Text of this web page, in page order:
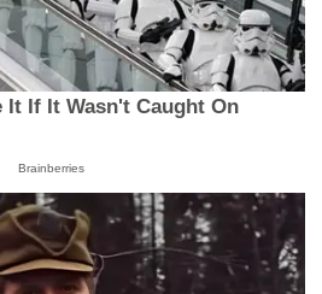
It If It Wasn't Caught On
Brainberries